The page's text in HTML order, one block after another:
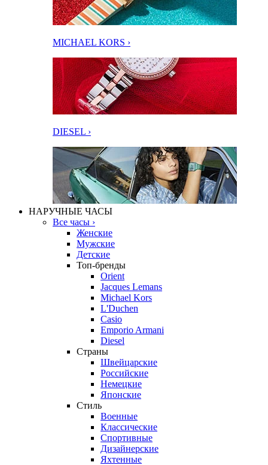
MICHAEL KORS ›
DIESEL ›
НАРУЧНЫЕ ЧАСЫ
Все часы ›
Женские
Мужские
Детские
Топ-бренды
Orient
Jacques Lemans
Michael Kors
L'Duchen
Casio
Emporio Armani
Diesel
Страны
Швейцарские
Российские
Немецкие
Японские
Стиль
Военные
Классические
Спортивные
Дизайнерские
Яхтенные